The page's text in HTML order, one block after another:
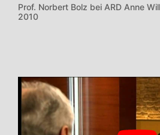
Prof. Norbert Bolz bei ARD Anne
2010